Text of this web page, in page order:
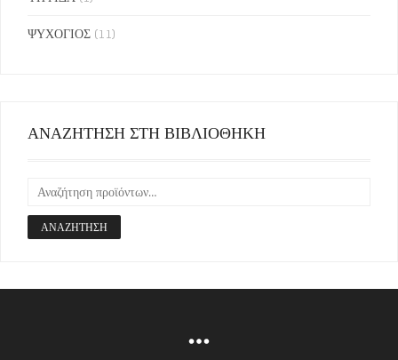
ΨΥΧΟΓΙΟΣ (11)
ΑΝΑΖΗΤΗΣΗ ΣΤΗ ΒΙΒΛΙΟΘΗΚΗ
ΑΝΑΖΉΤΗΣΗ